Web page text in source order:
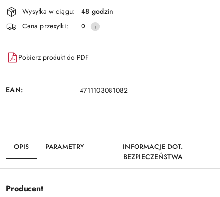
Wysyłka w ciągu:
48 godzin
Cena przesyłki:
0
Pobierz produkt do PDF
EAN: 4711103081082
OPIS PARAMETRY
INFORMACJE DOT.
BEZPIECZEŃSTWA
Producent